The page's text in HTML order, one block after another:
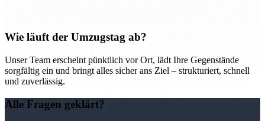
Wie läuft der Umzugstag ab?
Unser Team erscheint pünktlich vor Ort, lädt Ihre Gegenstände
sorgfältig ein und bringt alles sicher ans Ziel – strukturiert, schnell
und zuverlässig.
Alle Fragen geklärt?